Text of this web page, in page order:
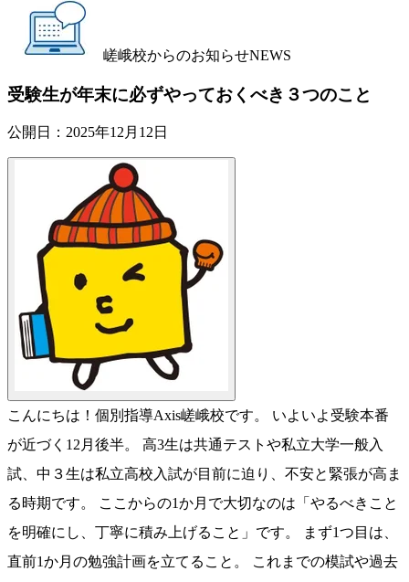
嵯峨校からのお知らせNEWS
受験生が年末に必ずやっておくべき３つのこと
公開日： 2025年12月12日
こんにちは！個別指導Axis嵯峨校です。 いよいよ受験本番
が近づく12月後半。 高3生は共通テストや私立大学一般入
試、中３生は私立高校入試が目前に迫り、不安と緊張が高ま
る時期です。 ここからの1か月で大切なのは「やるべきこと
を明確にし、丁寧に積み上げること」です。 まず1つ目は、
直前1か月の勉強計画を立てること。 これまでの模試や過去